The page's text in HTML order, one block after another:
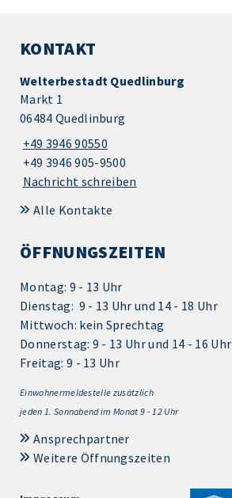
KONTAKT
Welterbestadt Quedlinburg
Markt 1
06484 Quedlinburg
+49 3946 90550
+49 3946 905-9500
Nachricht schreiben
Alle Kontakte
ÖFFNUNGSZEITEN
Montag: 9 - 13 Uhr
Dienstag: 9 - 13 Uhr und 14 - 18 Uhr
Mittwoch: kein Sprechtag
Donnerstag: 9 - 13 Uhr und 14 - 16 Uhr
Freitag: 9 - 13 Uhr
Einwohnermeldestelle zusätzlich
jeden 1. Sonnabend im Monat 9 - 12 Uhr
Ansprechpartner
Weitere Öffnungszeiten